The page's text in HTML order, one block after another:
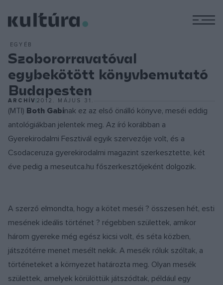
EGYÉB
Szobororravatóval
egybekötött könyvbemutató
Budapesten
ARCHÍV2012. MÁJUS 31.
(MTI) Both Gabinak ez az első önálló könyve, meséi eddig
antológiákban jelentek meg. Az író korábban a
Gyerekirodalmi Fesztivál egyik szervezője volt, és a
Csodaceruza gyerekirodalmi magazint szerkesztette, két
éve pedig a meseutca.hu főszerkesztőjeként dolgozik.
A szerző elmondta, hogy a kötet meséi ? összesen hét, esti
mesének ideális történet ? régebben születtek, amikor
három gyereke még egész kicsi volt, és séta közben,
játszótérre menet mesélt nekik. A mesék róluk szóltak, a
történeteket a környezet határozta meg. Olyan mesék
születtek, amelyek körülöttük játszódtak, például egy